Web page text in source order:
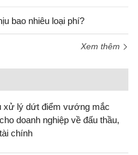
bao nhiêu loại phí?
Xem thêm
xử lý dứt điểm vướng mắc
doanh nghiệp về đấu thầu,
chính